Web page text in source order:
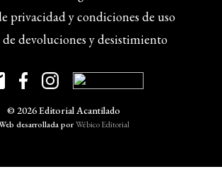
privacidad y condiciones de uso
devoluciones y desistimiento
© 2026 Editorial Acantilado
desarrollada porWébico Editorial